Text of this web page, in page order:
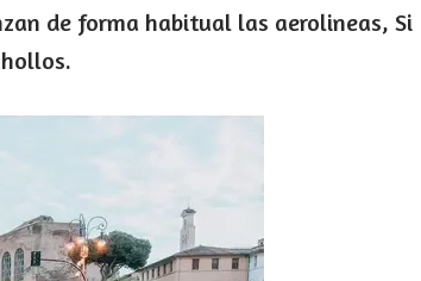
de forma habitual las aerolineas, Si